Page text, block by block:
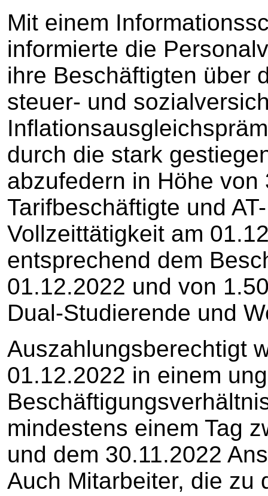
Mit einem
informierte die
ihre Beschäftigten über
steuer- und
durch die stark
abzufedern in Höhe von
Tarifbeschäftigte und
Vollzeittätigkeit am
entsprechend dem
01.12.2022 und von
Dual-Studierende und
Auszahlungsberechtigt
01.12.2022 in einem
mindestens einem Tag
und dem 30.11.2022
Auch Mitarbeiter, die zu